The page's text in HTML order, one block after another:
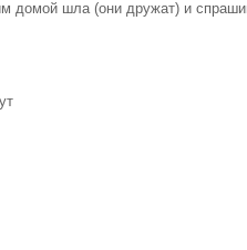
домой шла (они дружат) и